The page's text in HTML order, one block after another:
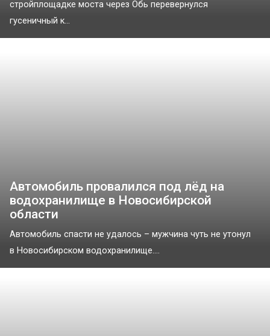
стройплощадке моста через Обь перевернулся
гусеничный к...
Автомобиль провалился под лёд на
водохранилище в Новосибирской
области
Автомобиль спасти не удалось – мужчина чуть не утонул
в Новосибирском водохранилище....